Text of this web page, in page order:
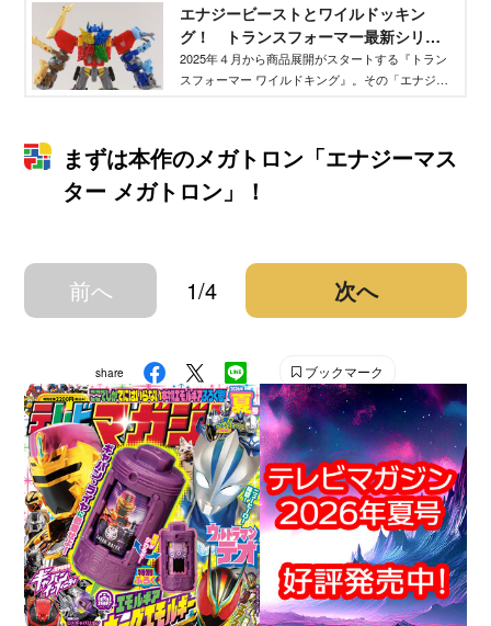
エナジービーストとワイルドッキン
グ！ トランスフォーマー最新シリー
ズを最速レビュー！ - TELEMAGA.net
｜講談社
2025年４月から商品展開がスタートする『トラン
スフォーマー ワイルドキング』。その「エナジー
こよりも早く詳細に迫ります！
まずは本作のメガトロン「エナジーマス
ター メガトロン」！
前へ 1/4 次へ
share ブックマーク